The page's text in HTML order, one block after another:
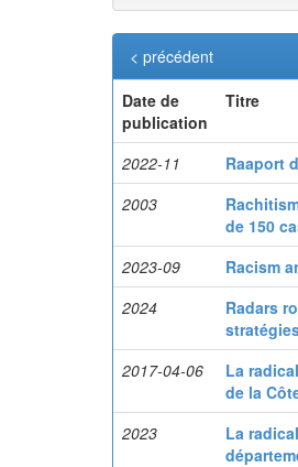
< précédent
Date de
publication
Titre
2022-11 Raaport
2003
de 150
2023-09 Racism
2024
Radars
2017-04-06
La
de la
2023
La